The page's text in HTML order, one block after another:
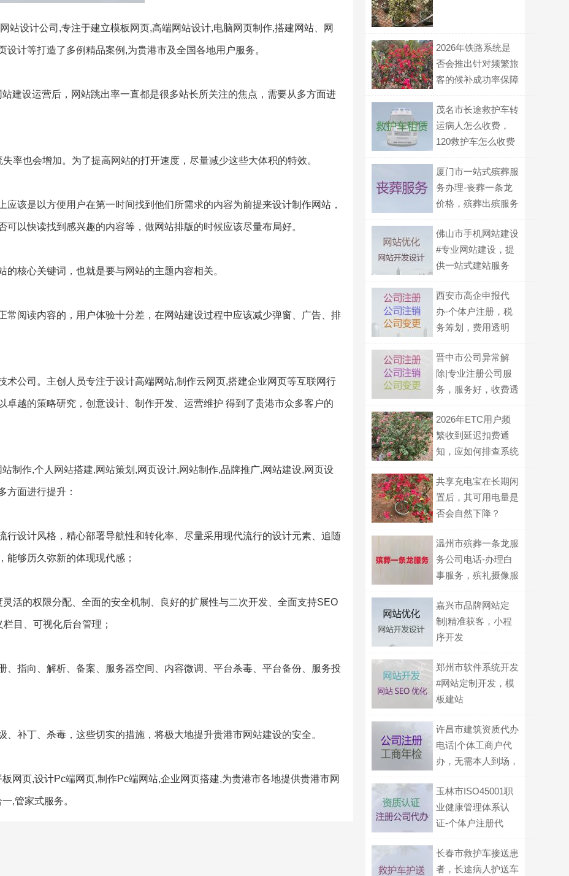
站设计公司,专注于建立模板网页,高端网站设计,电脑网页制作,搭建网站、网
计等打造了多例精品案例,为贵港市及全国各地用户服务。
建设运营后，网站跳出率一直都是很多站长所关注的焦点，需要从多方面进
率也会增加。为了提高网站的打开速度，尽量减少这些大体积的特效。
该是以方便用户在第一时间找到他们所需求的内容为前提来设计制作网站，
以快读找到感兴趣的内容等，做网站排版的时候应该尽量布局好。
核心关键词，也就是要与网站的主题内容相关。
常阅读内容的，用户体验十分差，在网站建设过程中应该减少弹窗、广告、排
术公司。主创人员专注于设计高端网站,制作云网页,搭建企业网页等互联网行
卓越的策略研究，创意设计、制作开发、运营维护 得到了贵港市众多客户的
制作,个人网站搭建,网站策划,网页设计,网站制作,品牌推广,网站建设,网页设
方面进行提升：
行设计风格，精心部署导航性和转化率、尽量采用现代流行的设计元素、追随
能够历久弥新的体现现代感；
活的权限分配、全面的安全机制、良好的扩展性与二次开发、全面支持SEO
目、可视化后台管理；
、指向、解析、备案、服务器空间、内容微调、平台杀毒、平台备份、服务投
补丁、杀毒，这些切实的措施，将极大地提升贵港市网站建设的安全。
网页,设计Pc端网页,制作Pc端网站,企业网页搭建,为贵港市各地提供贵港市网
,管家式服务。
2026年铁路系统是
否会推出针对频繁旅
客的候补成功率保障
茂名市长途救护车转
运病人怎么收费，
120救护车怎么收费
厦门市一站式殡葬服
务办理-丧葬一条龙
价格，殡葬出殡服务
佛山市手机网站建设
#专业网站建设，提
供一站式建站服务
西安市高企申报代
办-个体户注册，税
务筹划，费用透明
晋中市公司异常解
除|专业注册公司服
务，服务好，收费透
2026年ETC用户频
繁收到延迟扣费通
知，应如何排查系统
共享充电宝在长期闲
置后，其可用电量是
否会自然下降？
温州市殡葬一条龙服
务公司电话-办理白
事服务，殡礼摄像服
嘉兴市品牌网站定
制|精准获客，小程
序开发
郑州市软件系统开发
#网站定制开发，模
板建站
许昌市建筑资质代办
电话|个体工商户代
办，无需本人到场，
玉林市ISO45001职
业健康管理体系认
证-个体户注册代
话咨询
长春市救护车接送患
者，长途病人护送车